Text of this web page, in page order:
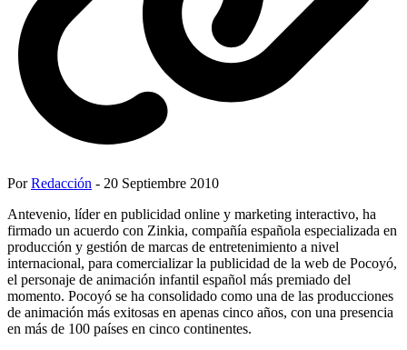
PorRedacción - 20 Septiembre 2010
Antevenio, líder en publicidad online y marketing interactivo, ha
firmado un acuerdo con Zinkia, compañía española especializada en
producción y gestión de marcas de entretenimiento a nivel
internacional, para comercializar la publicidad de la web de Pocoyó,
el personaje de animación infantil español más premiado del
momento. Pocoyó se ha consolidado como una de las producciones
de animación más exitosas en apenas cinco años, con una presencia
en más de 100 países en cinco continentes.